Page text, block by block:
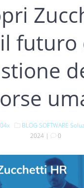
il futuro
BLOG SOFTWARE
2024| 0